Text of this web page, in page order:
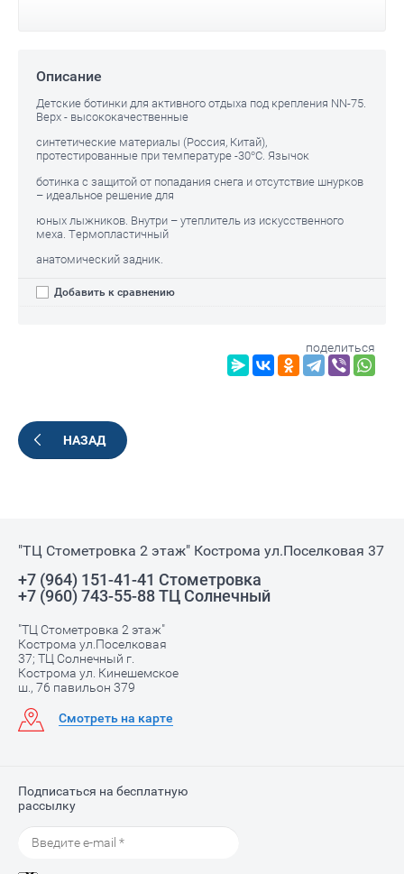
Описание
Детские ботинки для активного отдыха под крепления NN-75.
Верх - высококачественные
синтетические материалы (Россия, Китай),
протестированные при температуре -30°C. Язычок
ботинка с защитой от попадания снега и отсутствие шнурков
– идеальное решение для
юных лыжников. Внутри – утеплитель из искусственного
меха. Термопластичный
анатомический задник.
Добавить к сравнению
поделиться
НАЗАД
"ТЦ Стометровка 2 этаж" Кострома ул.Поселковая 37
+7 (964) 151-41-41 Стометровка
+7 (960) 743-55-88 ТЦ Солнечный
"ТЦ Стометровка 2 этаж"
Кострома ул.Поселковая
37; ТЦ Солнечный г.
Кострома ул. Кинешемское
ш., 76 павильон 379
Смотреть на карте
Подписаться на бесплатную
рассылку